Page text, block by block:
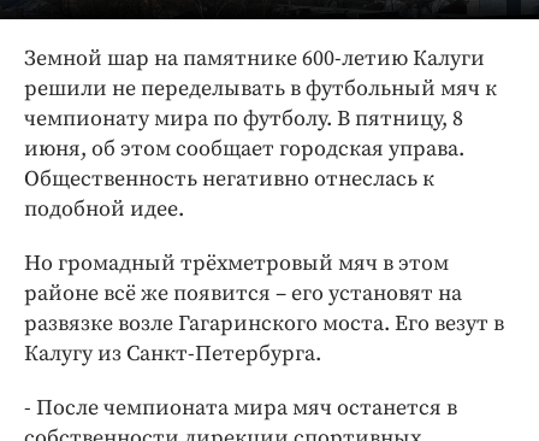
Экономика и бизнес
ПРОЕКТЫ
Блоги
Издания
Медиаперсона
Клиника года
Бренд года
Работодатель года
Земной шар на памятнике 600-летию Калуги
решили не переделывать в футбольный мяч к
чемпионату мира по футболу. В пятницу, 8
июня, об этом сообщает городская управа.
Общественность негативно отнеслась к
подобной идее.
Но громадный трёхметровый мяч в этом
районе всё же появится – его установят на
развязке возле Гагаринского моста. Его везут в
Калугу из Санкт-Петербурга.
- После чемпионата мира мяч останется в